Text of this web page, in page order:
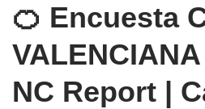
🍊 Encuesta
VALENCIANA
NC Report |